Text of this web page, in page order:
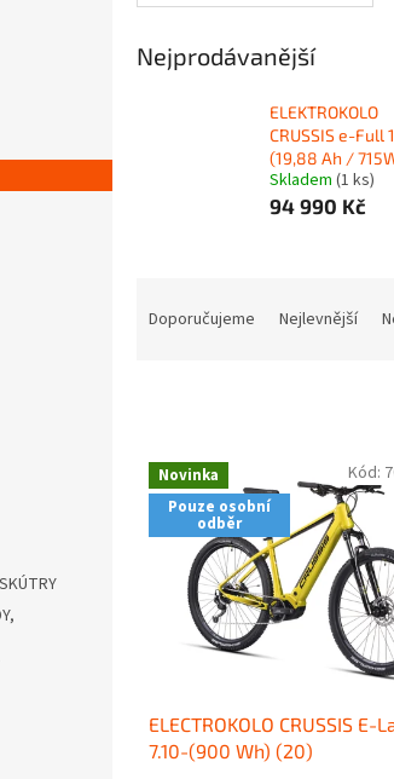
Nejprodávanější
ELEKTROKOLO
CRUSSIS e-Full
(19,88 Ah /
Skladem (1 ks)
94 990 Kč
Doporučujeme Nejlevnější
V Novinka
Pouze osobní
odběr
ELECTROKOLO CRUSSIS E-
7.10-(900 Wh) (20)
Kód: